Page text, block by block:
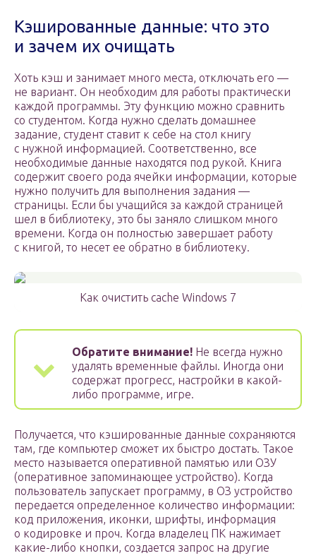
Кэшированные данные: что это
и зачем их очищать
Хоть кэш и занимает много места, отключать его —
не вариант. Он необходим для работы практически
каждой программы. Эту функцию можно сравнить
со студентом. Когда нужно сделать домашнее
задание, студент ставит к себе на стол книгу
с нужной информацией. Соответственно, все
необходимые данные находятся под рукой. Книга
содержит своего рода ячейки информации, которые
нужно получить для выполнения задания —
страницы. Если бы учащийся за каждой страницей
шел в библиотеку, это бы заняло слишком много
времени. Когда он полностью завершает работу
с книгой, то несет ее обратно в библиотеку.
Как очистить cache Windows 7
Обратите внимание! Не всегда нужно
удалять временные файлы. Иногда они
содержат прогресс, настройки в какой-
либо программе, игре.
Получается, что кэшированные данные сохраняются
там, где компьютер сможет их быстро достать. Такое
место называется оперативной памятью или ОЗУ
(оперативное запоминающее устройство). Когда
пользователь запускает программу, в ОЗ устройство
передается определенное количество информации:
код приложения, иконки, шрифты, информация
о кодировке и проч. Когда владелец ПК нажимает
какие-либо кнопки, создается запрос на другие